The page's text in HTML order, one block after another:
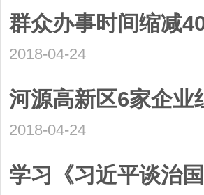
群众办事时间缩减
2018-04-24
河源高新区6家企业
2018-04-24
学习《习近平谈治